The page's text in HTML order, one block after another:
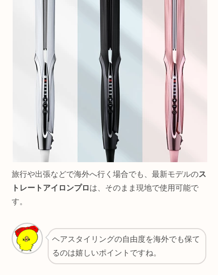
旅行や出張などで海外へ行く場合でも、最新モデルのス
トレートアイロンプロは、そのまま現地で使用可能で
す。
ヘアスタイリングの自由度を海外でも保て
るのは嬉しいポイントですね。